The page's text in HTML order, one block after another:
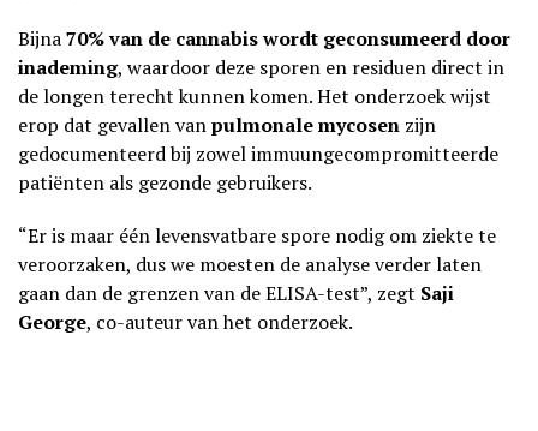
Bijna70% van de cannabis wordt geconsumeerd door
inademing, waardoor deze sporen en residuen direct in
de longen terecht kunnen komen. Het onderzoek wijst
erop dat gevallen vanpulmonale mycosen zijn
gedocumenteerd bij zowel immuungecompromitteerde
patiënten als gezonde gebruikers.
“Er is maar één levensvatbare spore nodig om ziekte te
veroorzaken, dus we moesten de analyse verder laten
gaan dan de grenzen van de ELISA-test”, zegt Saji
George, co-auteur van het onderzoek.